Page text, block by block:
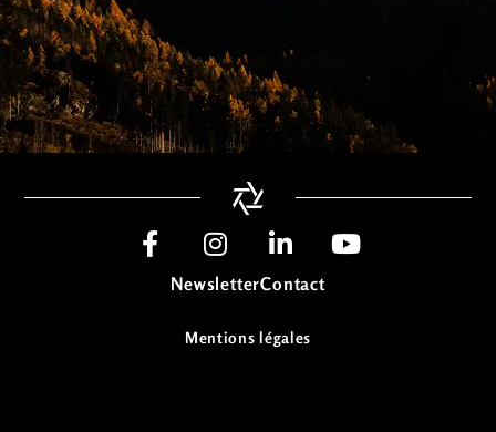
NewsletterContact
Mentions légales